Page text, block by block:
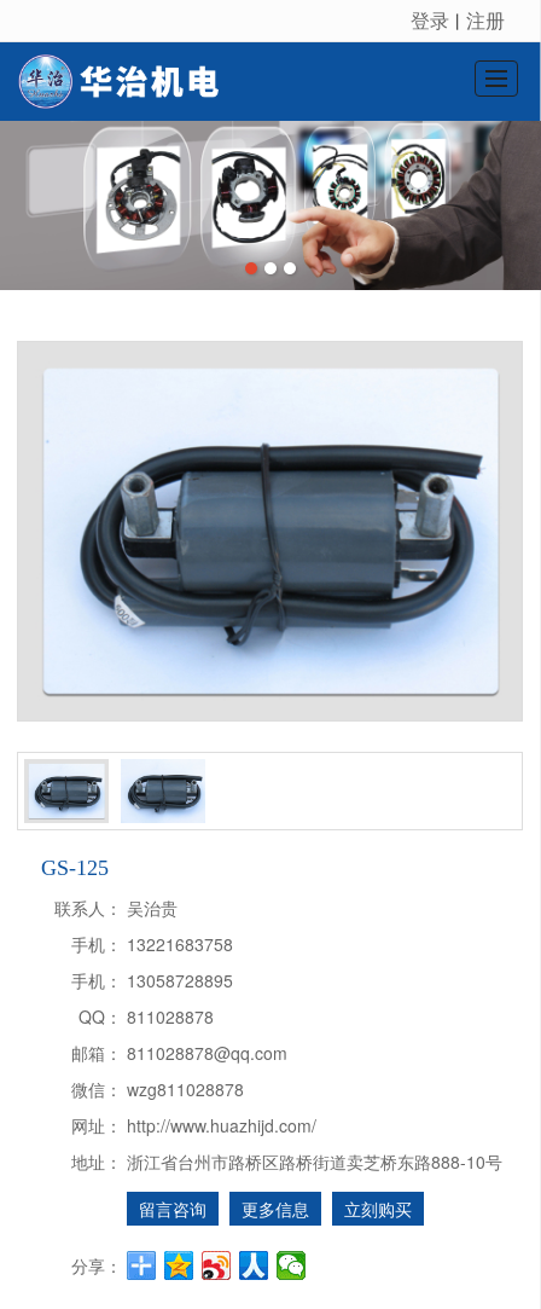
很遗憾，因您的浏览器版本过低导致无法获得最佳浏览体验，推荐下载安装谷歌浏览器！
登录 丨 注册
首页
留言反馈
GS-125
联系人： 吴治贵
手机： 13221683758
手机： 13058728895
QQ： 811028878
邮箱： 811028878@qq.com
微信： wzg811028878
网址： http://www.huazhijd.com/
地址： 浙江省台州市路桥区路桥街道卖芝桥东路888-10号
留言咨询
更多信息 立刻购买
分享：